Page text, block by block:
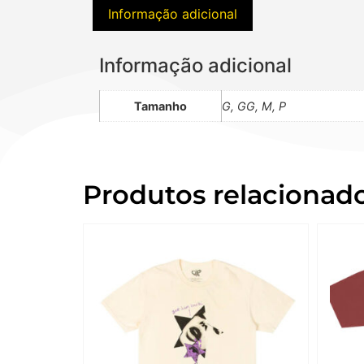
Informação adicional
Informação adicional
Tamanho G, GG, M, P
Produtos